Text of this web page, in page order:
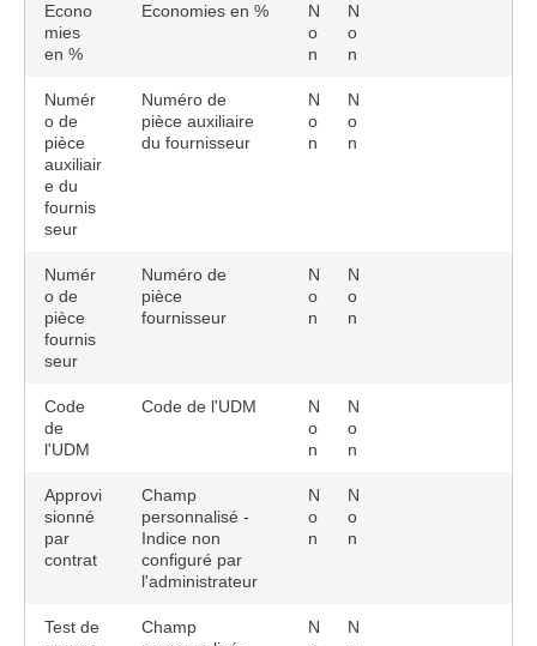
Econo
mies
en %
Economies en %
N
o
n
N
o
n
Numér
o de
pièce
auxiliair
e du
fournis
seur
Numéro de
pièce auxiliaire
du fournisseur
N
o
n
N
o
n
Numér
o de
pièce
fournis
seur
Numéro de
pièce
fournisseur
N
o
n
N
o
n
Code
de
l'UDM
Code de l'UDM
N
o
n
N
o
n
Approvi
sionné
par
contrat
Champ
personnalisé -
Indice non
configuré par
l'administrateur
N
o
n
N
o
n
Test de
Champ
N
N